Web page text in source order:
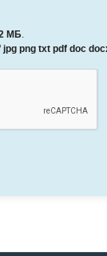
МБ.
jpg png txt pdf doc